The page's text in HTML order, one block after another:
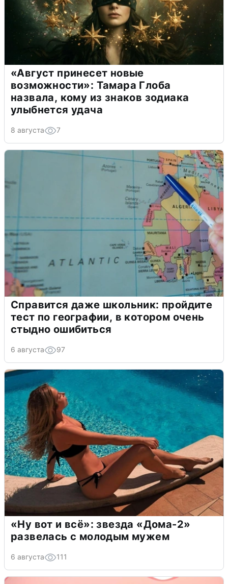
«Август принесет новые
возможности»: Тамара Глоба
назвала, кому из знаков зодиака
улыбнется удача
8 августа 7
Справится даже школьник: пройдите
тест по географии, в котором очень
стыдно ошибиться
6 августа 97
«Ну вот и всё»: звезда «Дома-2»
развелась с молодым мужем
6 августа 111